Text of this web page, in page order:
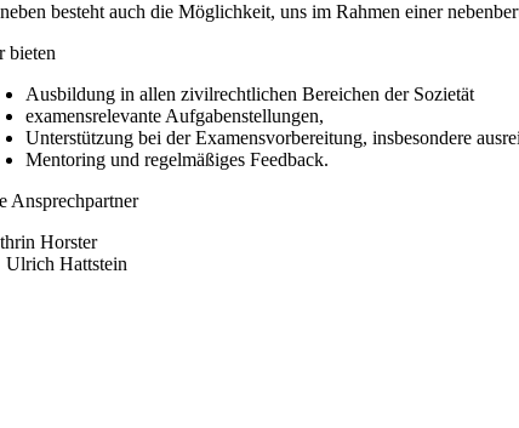
besteht auch die Möglichkeit, uns im Rahmen einer
bieten
Ausbildung in allen zivilrechtlichen Bereichen der Sozietät
examensrelevante Aufgabenstellungen,
Unterstützung bei der Examensvorbereitung, insbesondere
Mentoring und regelmäßiges Feedback.
Ansprechpartner
Horster
Ulrich Hattstein